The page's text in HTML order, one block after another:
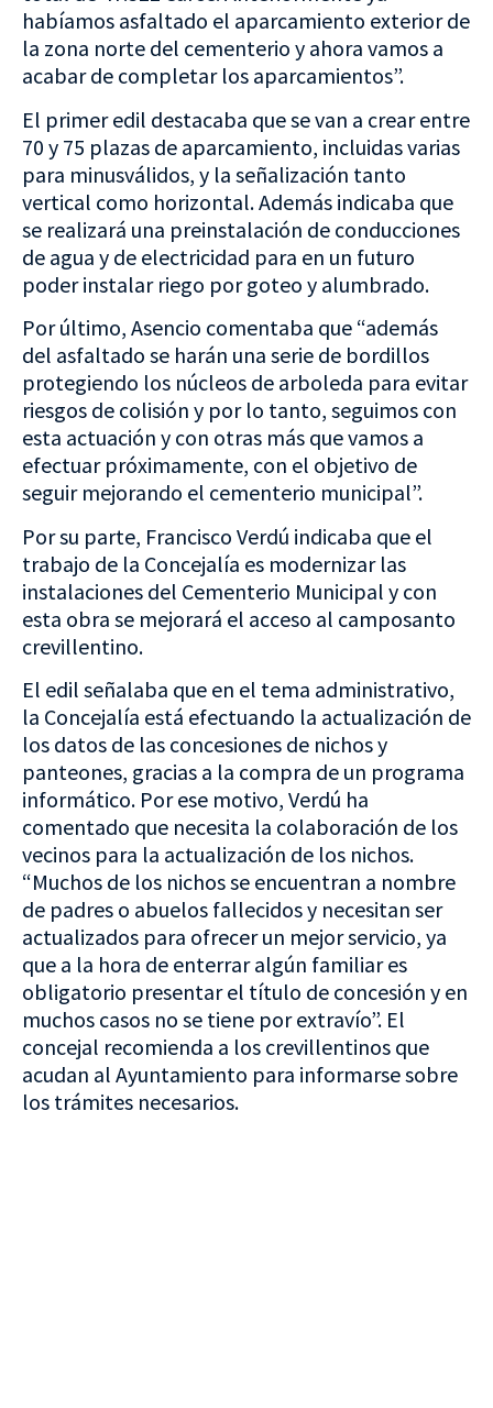
habíamos asfaltado el aparcamiento exterior de
la zona norte del cementerio y ahora vamos a
acabar de completar los aparcamientos”.
El primer edil destacaba que se van a crear entre
70 y 75 plazas de aparcamiento, incluidas varias
para minusválidos, y la señalización tanto
vertical como horizontal. Además indicaba que
se realizará una preinstalación de conducciones
de agua y de electricidad para en un futuro
poder instalar riego por goteo y alumbrado.
Por último, Asencio comentaba que “además
del asfaltado se harán una serie de bordillos
protegiendo los núcleos de arboleda para evitar
riesgos de colisión y por lo tanto, seguimos con
esta actuación y con otras más que vamos a
efectuar próximamente, con el objetivo de
seguir mejorando el cementerio municipal”.
Por su parte, Francisco Verdú indicaba que el
trabajo de la Concejalía es modernizar las
instalaciones del Cementerio Municipal y con
esta obra se mejorará el acceso al camposanto
crevillentino.
El edil señalaba que en el tema administrativo,
la Concejalía está efectuando la actualización de
los datos de las concesiones de nichos y
panteones, gracias a la compra de un programa
informático. Por ese motivo, Verdú ha
comentado que necesita la colaboración de los
vecinos para la actualización de los nichos.
“Muchos de los nichos se encuentran a nombre
de padres o abuelos fallecidos y necesitan ser
actualizados para ofrecer un mejor servicio, ya
que a la hora de enterrar algún familiar es
obligatorio presentar el título de concesión y en
muchos casos no se tiene por extravío”. El
concejal recomienda a los crevillentinos que
acudan al Ayuntamiento para informarse sobre
los trámites necesarios.